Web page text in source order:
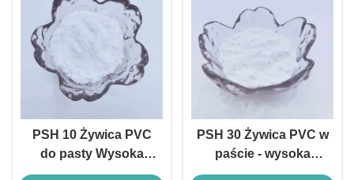
PSH 10 Żywica PVC
do pasty Wysoka
przejrzystość
PSH 30 Żywica PVC w
paście - wysoka
wytrzymałość i